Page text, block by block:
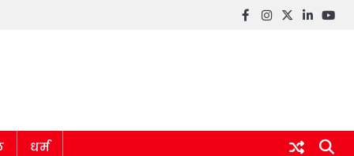
Facebook
instagram
twitter
linkedin
धर्म